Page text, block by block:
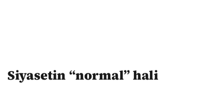
Siyasetin “normal” hali